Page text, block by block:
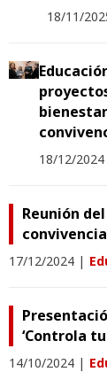
18/11/
18/12/2024
Reunión
17/12/2024 |
‘Controla tu
14/10/2024 |